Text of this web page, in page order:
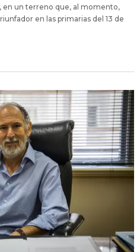
en un terreno que, al momento,
en las primarias del 13 de